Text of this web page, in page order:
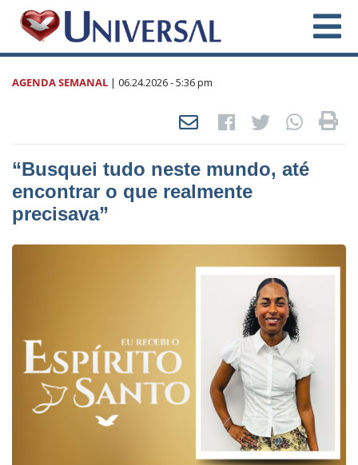
AGENDA SEMANAL | 06.24.2026- 5:36 pm
“Busquei tudo neste mundo, até
encontrar o que realmente
precisava”